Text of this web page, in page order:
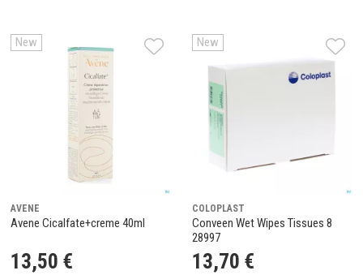
New
AVENE
Avene Cicalfate+creme 40ml
13,50 €
New
COLOPLAST
Conveen Wet Wipes Tissues 8
28997
13,70 €